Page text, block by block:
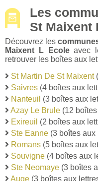
Les
St Maixent
Découvrez les
Maixent L Ecoleavec
retrouver les boîtes aux
St Martin De St Maixent
Saivres (4 boîtes aux
Nanteuil (3 boîtes aux
Azay Le Brule (12
Exireuil (2 boîtes aux
Ste Eanne (3 boîtes aux
Romans (5 boîtes aux
Souvigne (4 boîtes aux
Ste Neomaye (3 boîtes
Auge (3 boîtes aux